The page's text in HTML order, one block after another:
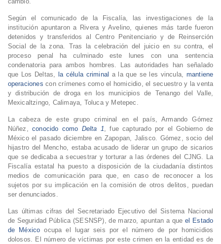
Según el comunicado de la Fiscalía, las investigaciones de la
institución apuntaron a Rivera y Avelino, quienes más tarde fueron
detenidos y transferidos al Centro Penitenciario y de Reinserción
Social de la zona. Tras la celebración del juicio en su contra, el
proceso penal ha culminado este lunes con una sentencia
condenatoria para ambos hombres. Las autoridades han señalado
que Los Deltas,
la célula criminal a la que se les vincula, mantiene
operaciones con crímenes como el homicidio, el secuestro y la venta
y distribución de droga en los municipios de Tenango del Valle,
Mexicaltzingo, Calimaya, Toluca y Metepec.
La cabeza de este grupo criminal en el país, Armando Gómez
Núñez, conocido como Delta 1, fue capturado por el Gobierno de
México el pasado diciembre en Zapopan, Jalisco. Gómez, socio del
hijastro del Mencho, estaba acusado de liderar un grupo de sicarios
que se dedicaba a secuestrar y torturar a las órdenes del CJNG. La
Fiscalía estatal ha puesto a disposición de la ciudadanía distintos
medios de comunicación para que, en caso de reconocer a los
sujetos por su implicación en la comisión de otros delitos, puedan
ser denunciados.
Las últimas cifras del Secretariado Ejecutivo del Sistema Nacional
de Seguridad Pública (SESNSP), de marzo, apuntan a que el Estado
de México ocupa el lugar seis por el número de por homicidios
dolosos. El número de víctimas por este crimen en la entidad es de